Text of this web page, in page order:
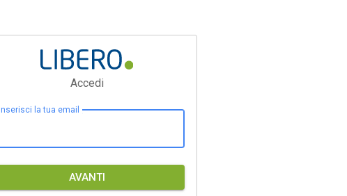
Accedi
Inserisci la tua email
AVANTI